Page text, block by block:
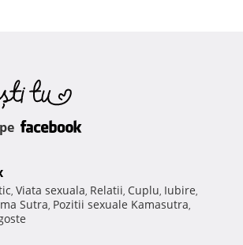
, Viata sexuala, Relatii, Cuplu, Iubire,
Sutra, Pozitii sexuale Kamasutra,